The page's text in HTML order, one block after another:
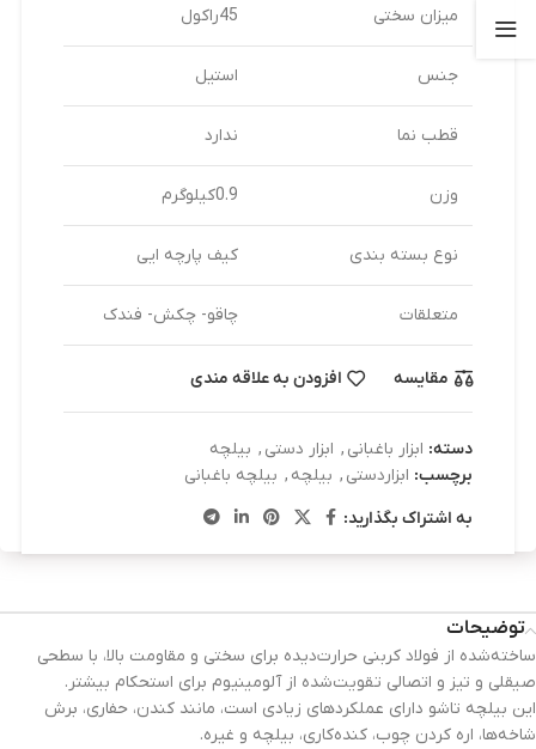
میزان سختی 45راکول
جنس استیل
قطب نما ندارد
وزن 0.9کیلوگرم
نوع بسته بندی کیف پارچه ایی
متعلقات چاقو- چکش- فندک
مقایسه افزودن به علاقه مندی
دسته: ابزار باغبانی , ابزار دستی , بیلچه
برچسب: ابزاردستی , بیلچه , بیلچه باغبانی
به اشتراک بگذارید:
توضیحات
ساخته‌شده از فولاد کربنی حرارت‌دیده برای سختی و مقاومت بالا، با سطحی
صیقلی و تیز و اتصالی تقویت‌شده از آلومینیوم برای استحکام بیشتر.
این بیلچه تاشو دارای عملکردهای زیادی است، مانند کندن، حفاری، برش
شاخه‌ها، اره کردن چوب، کنده‌کاری، بیلچه و غیره.